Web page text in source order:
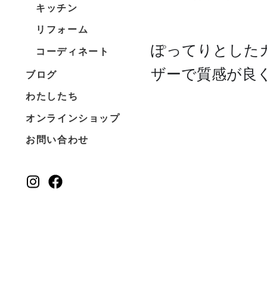
キッチン
リフォーム
コーディネート
ブログ
わたしたち
オンラインショップ
お問い合わせ
ぽってりとした
ザーで質感が良